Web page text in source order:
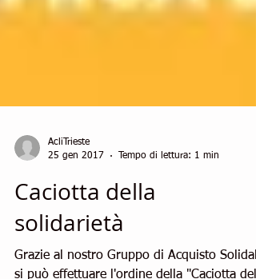
AcliTrieste
25 gen 2017
Tempo di lettura: 1 min
Caciotta della